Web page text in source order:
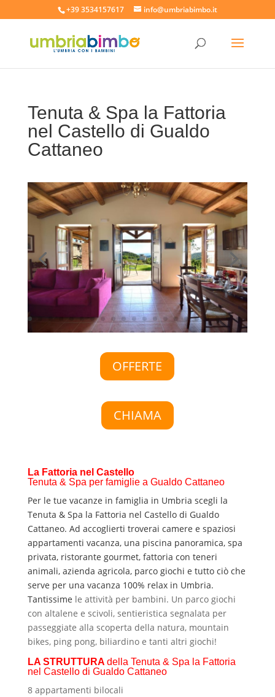
+39 3534157617 info@umbriabimbo.it
Tenuta & Spa la Fattoria
nel Castello di Gualdo
Cattaneo
OFFERTE
CHIAMA
La Fattoria nel Castello
Tenuta & Spa per famiglie a Gualdo Cattaneo
Per le tue vacanze in famiglia in Umbria scegli la
Tenuta & Spa la Fattoria nel Castello di Gualdo
Cattaneo. Ad accoglierti troverai camere e spaziosi
appartamenti vacanza, una piscina panoramica, spa
privata, ristorante gourmet, fattoria con teneri
animali, azienda agricola, parco giochi e tutto ciò che
serve per una vacanza 100% relax in Umbria.
Tantissime le attività per bambini. Un parco giochi
con altalene e scivoli, sentieristica segnalata per
passeggiate alla scoperta della natura, mountain
bikes, ping pong, biliardino e tanti altri giochi!
LA STRUTTURA della Tenuta & Spa la Fattoria
nel Castello di Gualdo Cattaneo
8 appartamenti bilocali